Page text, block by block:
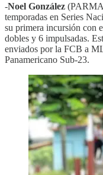
-Noel González
temporadas en Series
su primera incursión con
dobles y 6 impulsadas.
enviados por la FCB a
Panamericano Sub-23.